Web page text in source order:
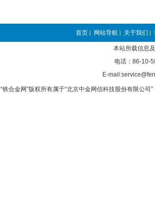
首页 | 网站导航 | 关于我们 |
本站所载信息
电话：86-10-
E-
“铁合金网”版权所有属于“北京中金网信科技股份有限公司